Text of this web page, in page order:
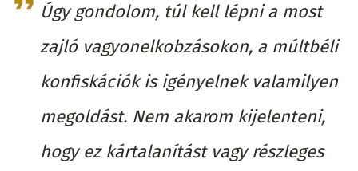
Úgy gondolom, túl kell lépni a most
zajló vagyonelkobzásokon, a múltbéli
konfiskációk is igényelnek valamilyen
megoldást. Nem akarom kijelenteni,
hogy ez kártalanítást vagy részleges